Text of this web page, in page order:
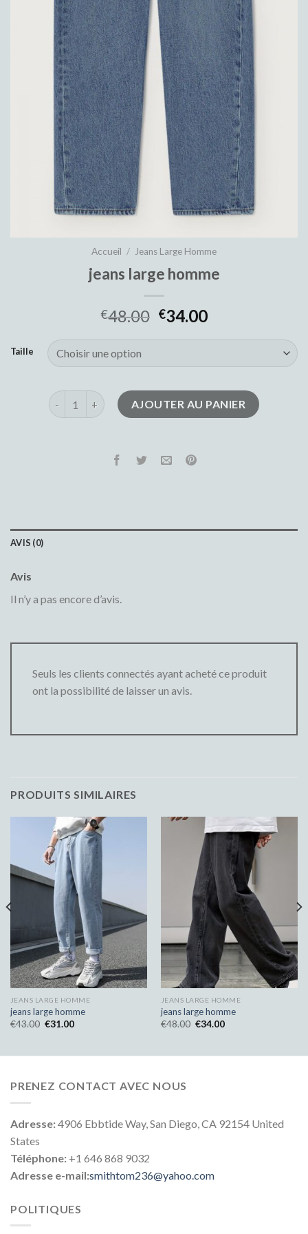
Accueil / Jeans Large Homme
jeans large homme
€48.00 €34.00
Taille
quantité de jeans large hommeAJOUTER AU PANIER
AVIS (0)
Avis
Il n’y a pas encore d’avis.
Seuls les clients connectés ayant acheté ce produit
ont la possibilité de laisser un avis.
PRODUITS SIMILAIRES
JEANS LARGE HOMME
jeans large homme
€43.00 €31.00
JEANS LARGE HOMME
jeans large homme
€48.00 €34.00
PRENEZ CONTACT AVEC NOUS
Adresse:4906 Ebbtide Way, San Diego, CA 92154 United
States
Téléphone: +1 646 868 9032
Adresse e-mail:smithtom236@yahoo.com
POLITIQUES